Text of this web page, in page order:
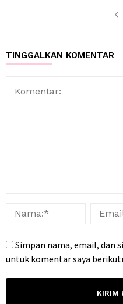
TINGGALKAN KOMENTAR
Simpan nama, email, dan
untuk komentar saya